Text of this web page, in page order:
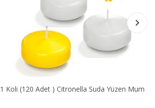
1 Koli (120 Adet ) Citronella Suda Yüzen Mum